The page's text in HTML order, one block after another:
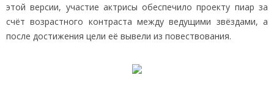
этой версии, участие актрисы обеспечило проекту пиар за
счёт возрастного контраста между ведущими звёздами, а
после достижения цели её вывели из повествования.